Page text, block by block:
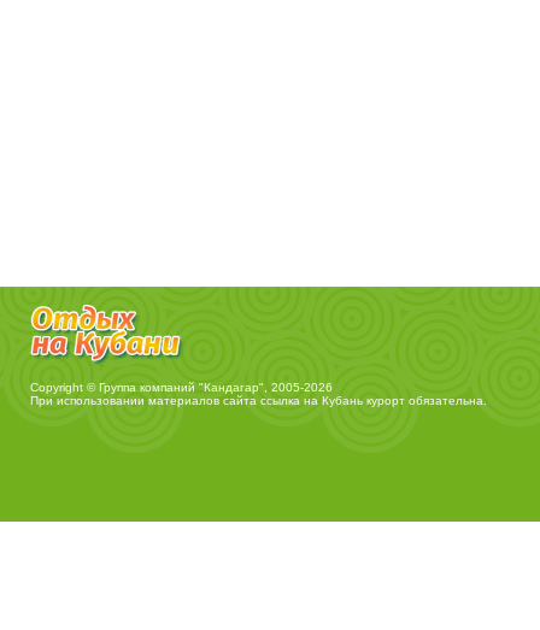
Copyright © Группа компаний "Кандагар", 2005-2026
При использовании материалов сайта ссылка на Кубань курорт обязательна.